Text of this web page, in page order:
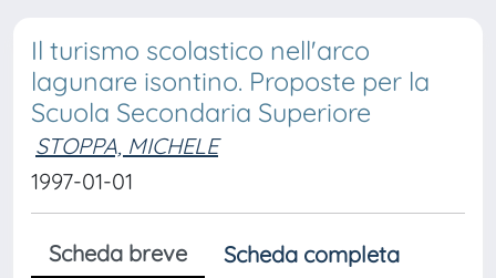
Il turismo scolastico nell'arco
lagunare isontino. Proposte per la
Scuola Secondaria Superiore
STOPPA, MICHELE
1997-01-01
Scheda breve Scheda completa